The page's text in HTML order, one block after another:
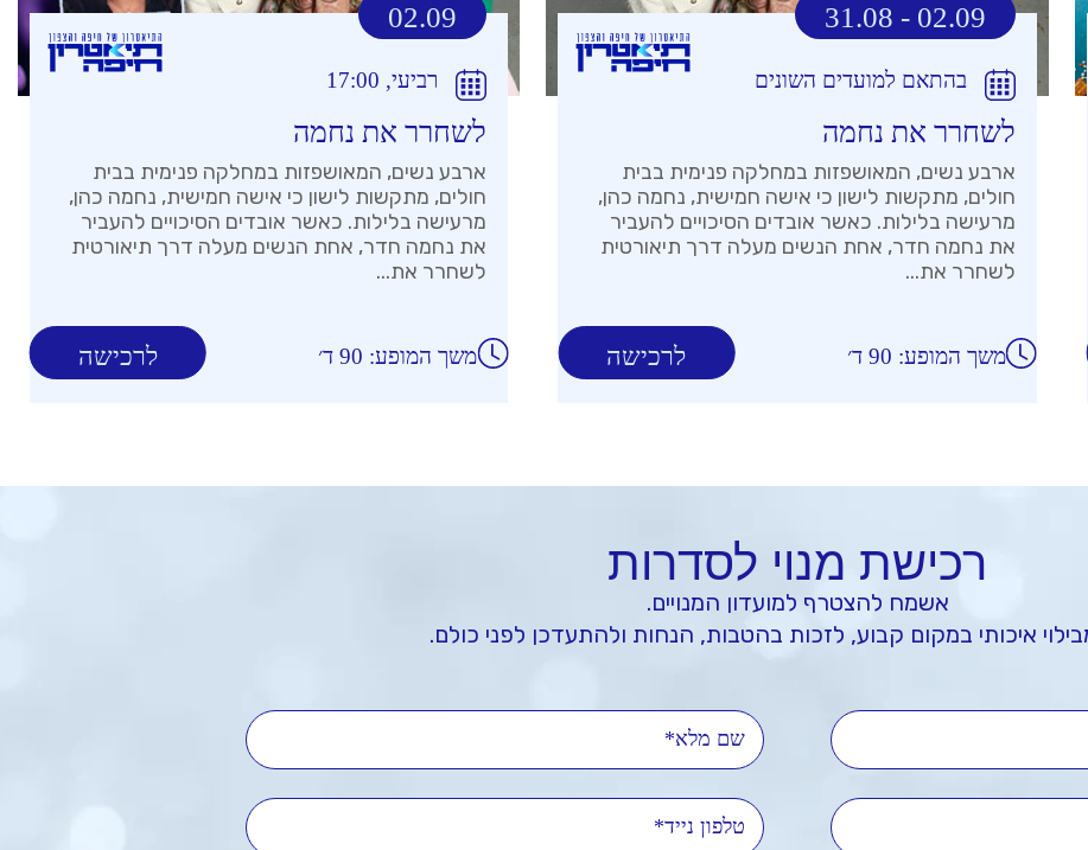
31.08 - 02.09
בהתאם למועדים השונים
לשחרר את נחמה
ארבע נשים, המאושפזות במחלקה פנימית בבית
חולים, מתקשות לישון כי אישה חמישית, נחמה כהן,
מרעישה בלילות. כאשר אובדים הסיכויים להעביר
את נחמה חדר, אחת הנשים מעלה דרך תיאורטית
לשחרר את...
לרכישה משך המופע: 90 ד׳
02.09
רביעי, 17:00
לשחרר את נחמה
ארבע נשים, המאושפזות במחלקה פנימית בבית
חולים, מתקשות לישון כי אישה חמישית, נחמה כהן,
מרעישה בלילות. כאשר אובדים הסיכויים להעביר
את נחמה חדר, אחת הנשים מעלה דרך תיאורטית
לשחרר את...
לרכישה משך המופע: 90 ד׳
רכישת מנוי לסדרות
אשמח להצטרף למועדון המנויים.
איכותי במקום קבוע, לזכות בהטבות, הנחות ולהתעדכן לפני כולם.